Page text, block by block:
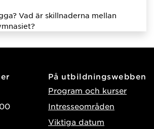
Vad är skillnaderna mellan
På utbildningswebben
Program och kurser
Intresseområden
Viktiga datum